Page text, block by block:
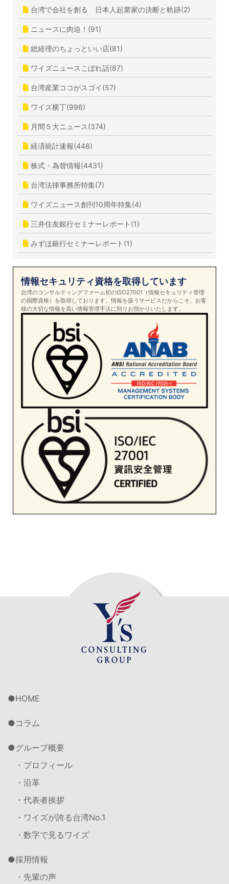
台湾で会社を創る 日本人起業家の決断と軌跡(2)
ニュースに肉迫！(91)
総経理のちょっといい店(81)
ワイズニュースこぼれ話(87)
台湾産業ココがスゴイ(57)
ワイズ横丁(996)
月間５大ニュース(374)
経済統計速報(448)
株式・為替情報(4431)
台湾法律事務所特集(7)
ワイズニュース創刊10周年特集(4)
三井住友銀行セミナーレポート(1)
みずほ銀行セミナーレポート(1)
情報セキュリティ資格を取得しています
台湾のコンサルティングファーム初のISO27001（情報セキュリティ管理
の国際資格）を取得しております。情報を扱うサービスだからこそ、お客
様の大切な情報を高い情報管理手法に則りお預かりいたします。
HOME
コラム
グループ概要
・プロフィール
・沿革
・代表者挨拶
・ワイズが誇る台湾No.1
・数字で見るワイズ
採用情報
・先輩の声